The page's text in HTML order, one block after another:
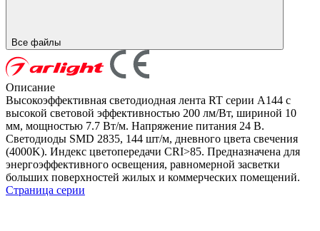
Все файлы
Описание
Высокоэффективная светодиодная лента RT серии A144 с
высокой световой эффективностью 200 лм/Вт, шириной 10
мм, мощностью 7.7 Вт/м. Напряжение питания 24 В.
Светодиоды SMD 2835, 144 шт/м, дневного цвета свечения
(4000K). Индекс цветопередачи CRI>85. Предназначена для
энергоэффективного освещения, равномерной засветки
больших поверхностей жилых и коммерческих помещений.
Страница серии